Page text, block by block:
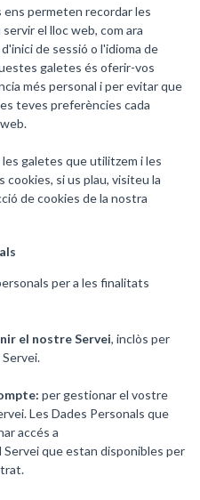
permeten recordar les
el lloc web, com ara
de sessió o l'idioma de
galetes és oferir-vos
més personal i per evitar que
teves preferències cada
galetes que utilitzem i les
si us plau, visiteu la
de cookies de la nostra
per a les finalitats
el nostre Servei, inclòs per
per gestionar el vostre
Les Dades Personals que
accés a
que estan disponibles per